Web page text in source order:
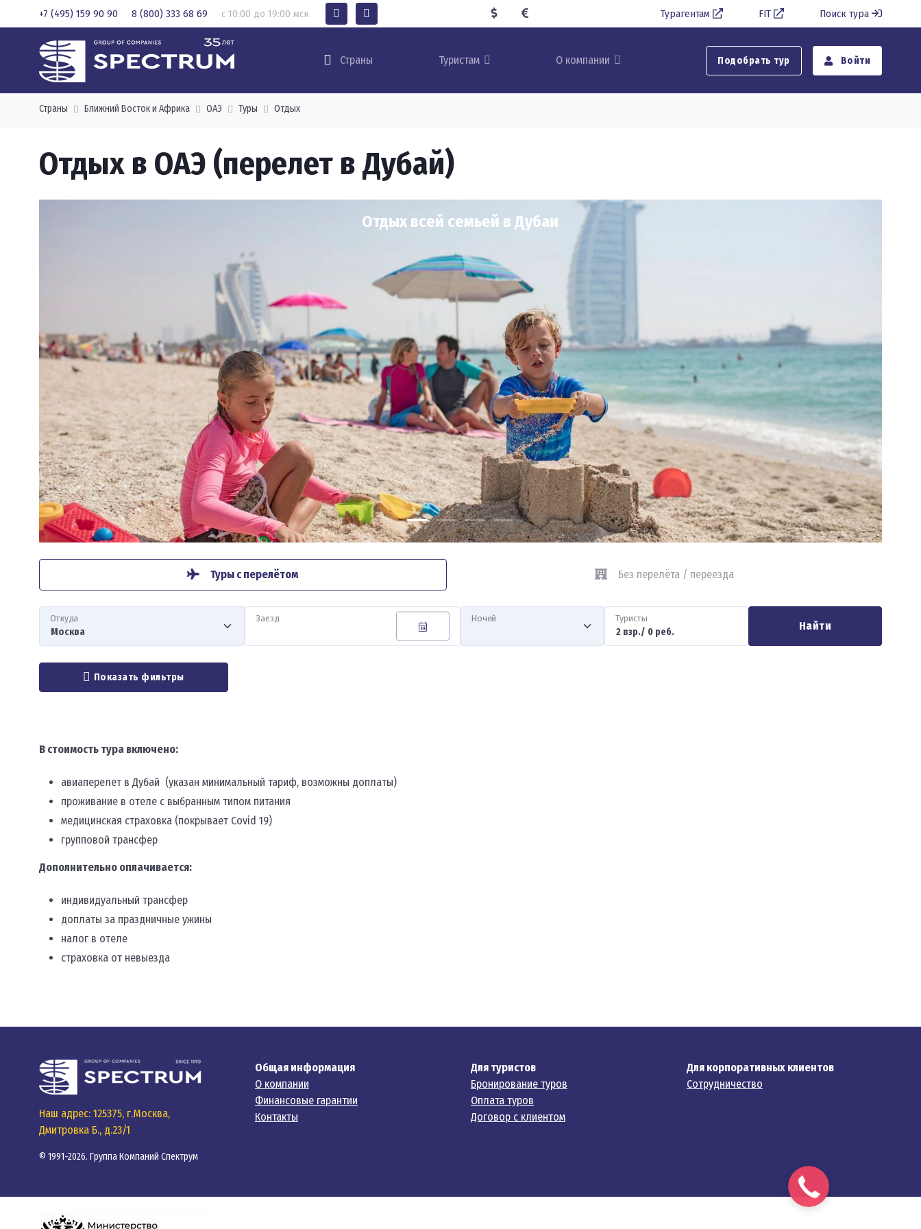
+7 (495) 159 90 90 8 (800) 333 68 69 с 10:00 до 19:00 мск Турагентам FIT Поиск тура
Страны Туристам О компании Подобрать тур Войти
Страны Ближний Восток и Африка ОАЭ Туры Отдых
Отдых в ОАЭ (перелет в Дубай)
Отдых всей семьей в Дубаи
Туры с перелётом Без перелёта / переезда
Откуда Заезд Ночей Туристы
Найти
Показать фильтры
В стоимость тура включено:
авиаперелет в Дубай (указан минимальный тариф, возможны доплаты)
проживание в отеле с выбранным типом питания
медицинская страховка (покрывает Covid 19)
групповой трансфер
Дополнительно оплачивается:
индивидуальный трансфер
доплаты за праздничные ужины
налог в отеле
страховка от невыезда
Наш адрес: 125375, г.Москва,
Дмитровка Б., д.23/1
© 1991-2026. Группа Компаний Спектрум
Общая информация
О компании
Финансовые гарантии
Контакты
Для туристов
Бронирование туров
Оплата туров
Договор с клиентом
Для корпоративных клиентов
Сотрудничество